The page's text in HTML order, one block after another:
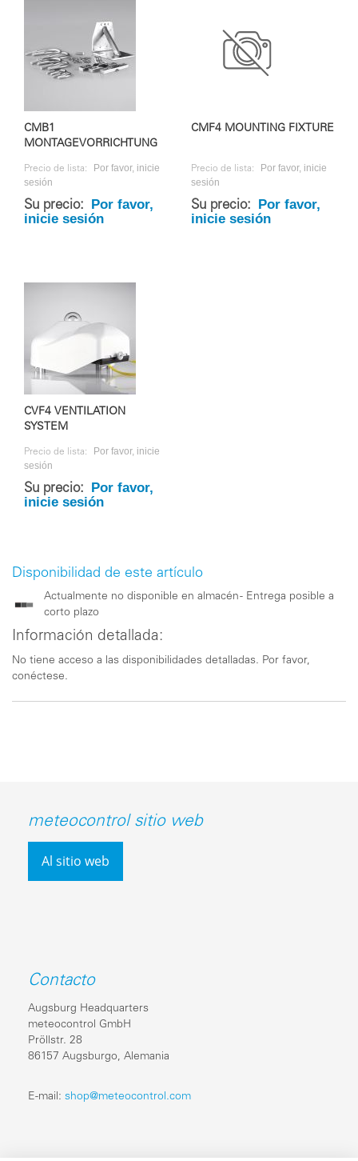
Disponibilidad de este artículo
Actualmente no disponible en almacén - Entrega posible a
corto plazo
Información detallada:
No tiene acceso a las disponibilidades detalladas. Por favor,
conéctese.
CMB1
MONTAGEVORRICHTUNG
Precio de lista:
Por favor, inicie
sesión
Su precio:
Por favor,
inicie sesión
CMF4 MOUNTING FIXTURE
Precio de lista:
Por favor, inicie
sesión
Su precio:
Por favor,
inicie sesión
CVF4 VENTILATION
SYSTEM
Precio de lista:
Por favor, inicie
sesión
Su precio:
Por favor,
inicie sesión
meteocontrol sitio web
Al sitio web
Contacto
Augsburg Headquarters
meteocontrol GmbH
Pröllstr. 28
86157 Augsburgo, Alemania
E-mail: shop@meteocontrol.com